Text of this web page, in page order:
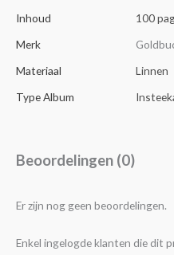
Inhoud
100
Merk
Materiaal
Linnen
Type Album
Beoordelingen (0)
Er zijn nog geen beoordelingen.
Enkel ingelogde klanten die dit